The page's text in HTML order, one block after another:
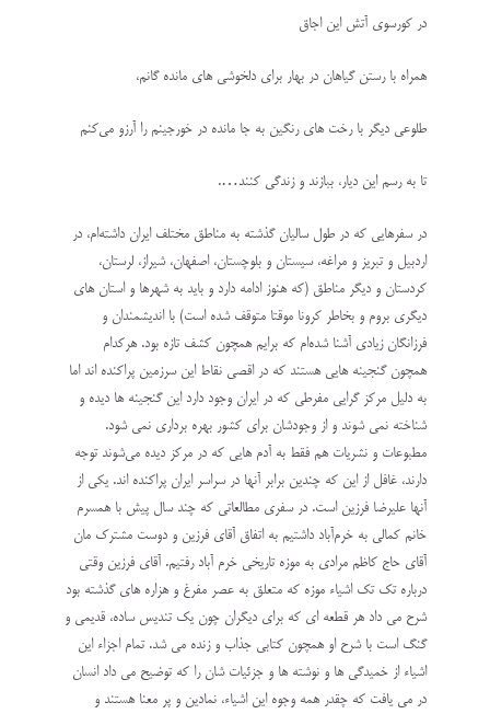
در کورسوی آتش این اجاق
همراه با رستن گیاهان در بهار برای دلخوشی های مانده گانم،
طلوعی دیگر با رخت های رنگین به جا مانده در خورجینم را آرزو می‌کنم
تا به رسم این دیار، ببازند و زندگی کنند….
در سفرهایی که در طول سالیان گذشته به مناطق مختلف ایران داشته‌ام، در
اردبیل و تبریز و مراغه، سیستان و بلوچستان، اصفهان، شیراز، لرستان،
کردستان و دیگر مناطق (که هنوز ادامه دارد و باید به شهرها و استان های
دیگری بروم و بخاطر کرونا موقتا متوقف شده است) با اندیشمندان و
فرزانگان زیادی آشنا شده‌ام که برایم همچون کشف تازه بود. هرکدام
همچون گنجینه هایی هستند که در اقصی نقاط این سرزمین پراکنده اند اما
به دلیل مرکز گرایی مفرطی که در ایران وجود دارد این گنجینه ها دیده و
شناخته نمی شوند و از وجودشان برای کشور بهره برداری نمی شود.‌
مطبوعات و نشریات هم فقط به آدم هایی که در مرکز دیده می‌شوند توجه
دارند، غافل از این که چندین برابر آنها در سراسر ایران پراکنده اند. یکی از
آنها علیرضا فرزین است. در سفری مطالعاتی که چند سال پیش با همسرم
خانم کمالی به خرم‌آباد داشتیم به اتفاق آقای فرزین و دوست مشترک مان
آقای حاج کاظم مرادی به موزه تاریخی خرم آباد رفتیم. آقای فرزین وقتی
درباره تک تک اشیاء موزه که متعلق به عصر مفرغ و هزاره های گذشته بود
شرح می داد هر قطعه ای که برای دیگران چون یک تندیس ساده، قدیمی و
گنگ است با شرح او همچون کتابی جذاب و زنده می شد. تمام اجزاء این
اشیاء از خمیدگی ها و نوشته ها و جزئیات شان را که توضیح می داد انسان
در می یافت که چقدر همه وجوه این اشیاء، نمادین و پر معنا هستند و